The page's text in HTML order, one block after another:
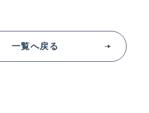
一覧へ戻る